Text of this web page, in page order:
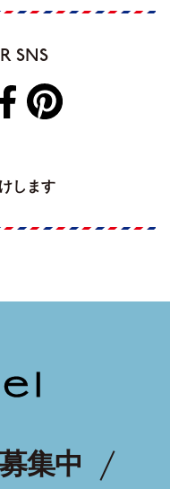
SNS
します
集中